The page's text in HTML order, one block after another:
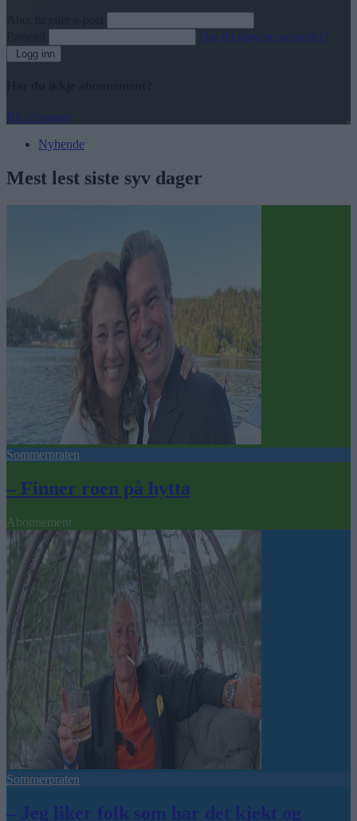
Har du gløymt passordet?
Logg inn
Bli abonnent
Nyhende
Mest lest siste syv dager
Sommerpraten
– Finner roen på hytta
Abonnement
Sommerpraten
– Jeg liker folk som har det kjekt og